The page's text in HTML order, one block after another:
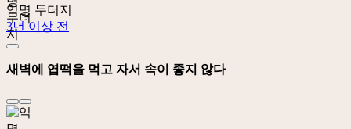
익명 두더지
3년 이상 전
새벽에 엽떡을 먹고 자서 속이 좋지 않다